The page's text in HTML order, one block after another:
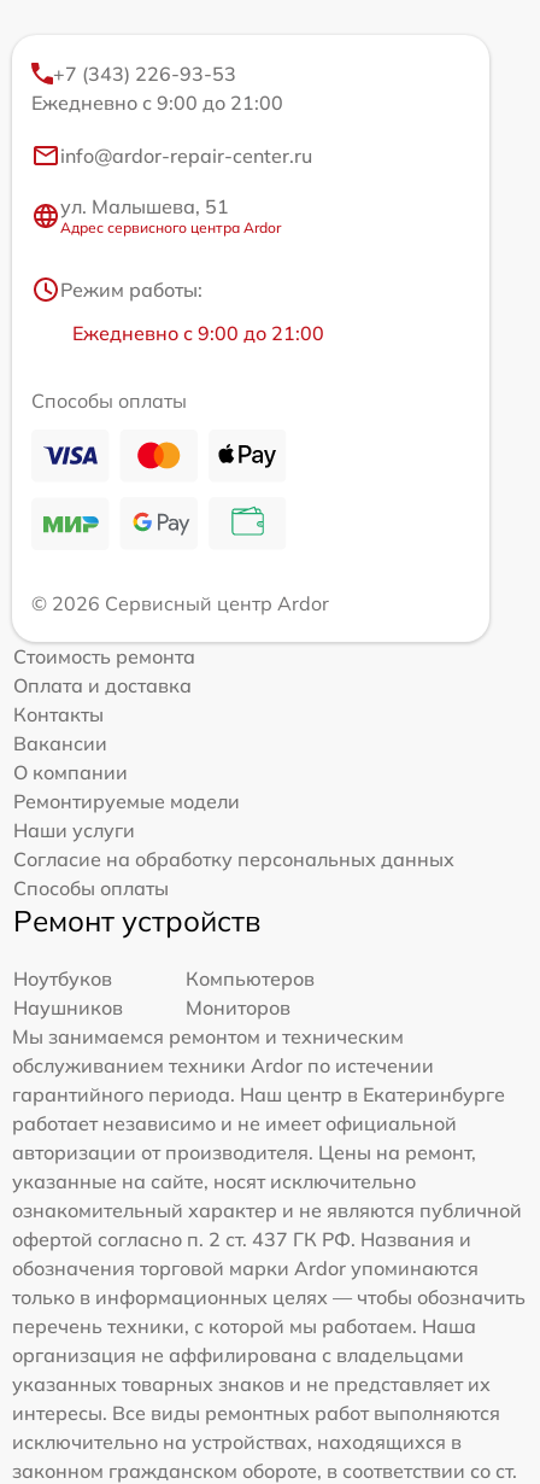
+7 (343) 226-93-53
Ежедневно с 9:00 до 21:00
info@ardor-repair-center.ru
ул. Малышева, 51
Адрес сервисного центра Ardor
Режим работы:
Ежедневно с 9:00 до 21:00
Способы оплаты
© 2026 Сервисный центр Ardor
Стоимость ремонта
Оплата и доставка
Контакты
Вакансии
О компании
Ремонтируемые модели
Наши услуги
Согласие на обработку персональных данных
Способы оплаты
Ремонт устройств
Ноутбуков
Компьютеров
Наушников
Мониторов
Мы занимаемся ремонтом и техническим
обслуживанием техники Ardor по истечении
гарантийного периода. Наш центр в Екатеринбурге
работает независимо и не имеет официальной
авторизации от производителя. Цены на ремонт,
указанные на сайте, носят исключительно
ознакомительный характер и не являются публичной
офертой согласно п. 2 ст. 437 ГК РФ. Названия и
обозначения торговой марки Ardor упоминаются
только в информационных целях — чтобы обозначить
перечень техники, с которой мы работаем. Наша
организация не аффилирована с владельцами
указанных товарных знаков и не представляет их
интересы. Все виды ремонтных работ выполняются
исключительно на устройствах, находящихся в
законном гражданском обороте, в соответствии со ст.